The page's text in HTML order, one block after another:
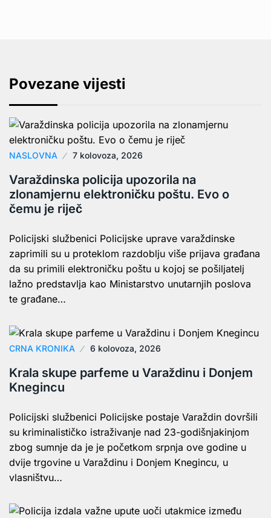
Povezane vijesti
NASLOVNA 7 kolovoza, 2026
Varaždinska policija upozorila na
zlonamjernu elektroničku poštu. Evo o
čemu je riječ
Policijski službenici Policijske uprave varaždinske
zaprimili su u proteklom razdoblju više prijava građana
da su primili elektroničku poštu u kojoj se pošiljatelj
lažno predstavlja kao Ministarstvo unutarnjih poslova
te građane…
CRNA KRONIKA 6 kolovoza, 2026
Krala skupe parfeme u Varaždinu i Donjem
Knegincu
Policijski službenici Policijske postaje Varaždin dovršili
su kriminalističko istraživanje nad 23-godišnjakinjom
zbog sumnje da je je početkom srpnja ove godine u
dvije trgovine u Varaždinu i Donjem Knegincu, u
vlasništvu…